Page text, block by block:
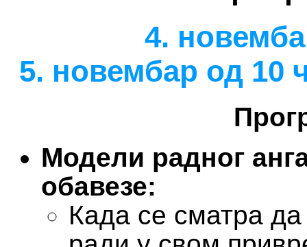
4.
5. новембар од 10
Модели радног
обавезе:
Када се сматра